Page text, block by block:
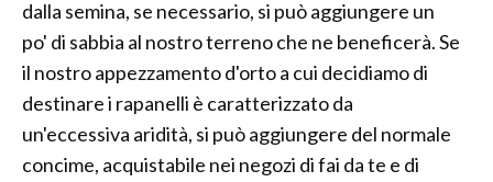
dalla semina, se necessario, si può aggiungere un
po' di sabbia al nostro terreno che ne beneficerà. Se
il nostro appezzamento d'orto a cui decidiamo di
destinare i rapanelli è caratterizzato da
un'eccessiva aridità, si può aggiungere del normale
concime, acquistabile nei negozi di fai da te e di